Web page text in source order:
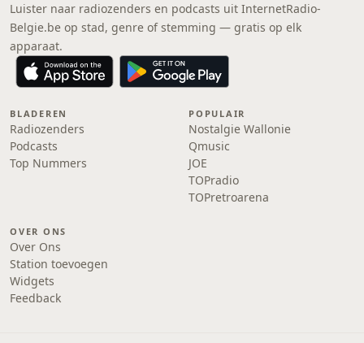
Luister naar radiozenders en podcasts uit InternetRadio-
Belgie.be op stad, genre of stemming — gratis op elk
apparaat.
BLADEREN
Radiozenders
Podcasts
Top Nummers
POPULAIR
Nostalgie Wallonie
Qmusic
JOE
TOPradio
TOPretroarena
OVER ONS
Over Ons
Station toevoegen
Widgets
Feedback